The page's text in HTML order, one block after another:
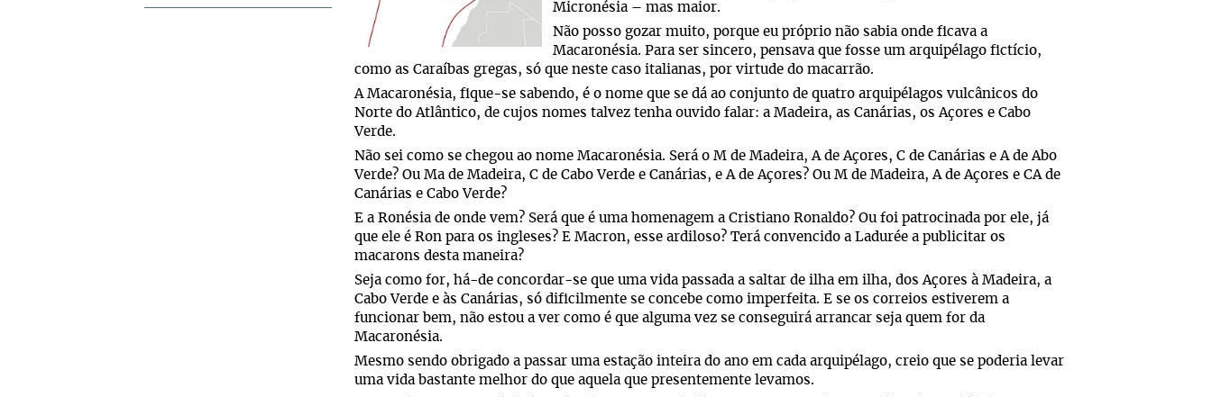
Micronésia – mas maior.
Não posso gozar muito, porque eu próprio não sabia onde ficava a
Macaronésia. Para ser sincero, pensava que fosse um arquipélago fictício,
como as Caraíbas gregas, só que neste caso italianas, por virtude do macarrão.
A Macaronésia, fique-se sabendo, é o nome que se dá ao conjunto de quatro arquipélagos vulcânicos do
Norte do Atlântico, de cujos nomes talvez tenha ouvido falar: a Madeira, as Canárias, os Açores e Cabo
Verde.
Não sei como se chegou ao nome Macaronésia. Será o M de Madeira, A de Açores, C de Canárias e A de Abo
Verde? Ou Ma de Madeira, C de Cabo Verde e Canárias, e A de Açores? Ou M de Madeira, A de Açores e CA de
Canárias e Cabo Verde?
E a Ronésia de onde vem? Será que é uma homenagem a Cristiano Ronaldo? Ou foi patrocinada por ele, já
que ele é Ron para os ingleses? E Macron, esse ardiloso? Terá convencido a Ladurée a publicitar os
macarons desta maneira?
Seja como for, há-de concordar-se que uma vida passada a saltar de ilha em ilha, dos Açores à Madeira, a
Cabo Verde e às Canárias, só dificilmente se concebe como imperfeita. E se os correios estiverem a
funcionar bem, não estou a ver como é que alguma vez se conseguirá arrancar seja quem for da
Macaronésia.
Mesmo sendo obrigado a passar uma estação inteira do ano em cada arquipélago, creio que se poderia levar
uma vida bastante melhor do que aquela que presentemente levamos.